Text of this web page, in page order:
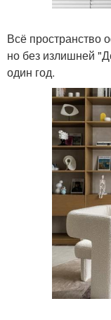
Всё пространство
но без излишней
один год.